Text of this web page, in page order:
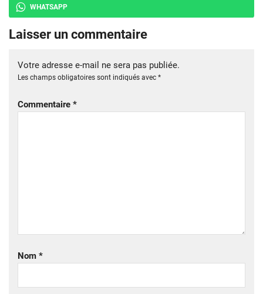
WHATSAPP
Laisser un commentaire
Votre adresse e-mail ne sera pas publiée.
Les champs obligatoires sont indiqués avec *
Commentaire *
Nom *